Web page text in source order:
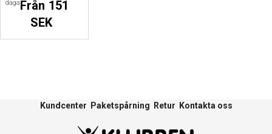
dagarFrån 151
SEK
Kundcenter Paketspårning Retur Kontakta oss